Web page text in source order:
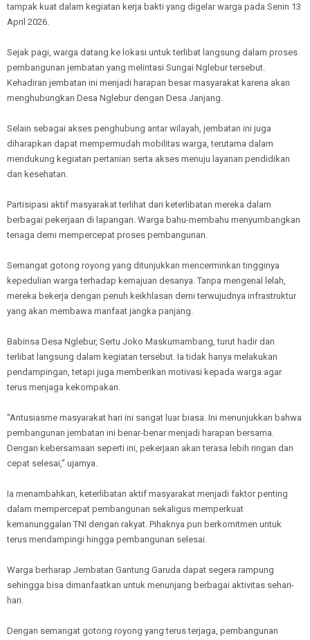
tampak kuat dalam kegiatan kerja bakti yang digelar warga pada Senin 13
April 2026.
Sejak pagi, warga datang ke lokasi untuk terlibat langsung dalam proses
pembangunan jembatan yang melintasi Sungai Nglebur tersebut.
Kehadiran jembatan ini menjadi harapan besar masyarakat karena akan
menghubungkan Desa Nglebur dengan Desa Janjang.
Selain sebagai akses penghubung antar wilayah, jembatan ini juga
diharapkan dapat mempermudah mobilitas warga, terutama dalam
mendukung kegiatan pertanian serta akses menuju layanan pendidikan
dan kesehatan.
Partisipasi aktif masyarakat terlihat dari keterlibatan mereka dalam
berbagai pekerjaan di lapangan. Warga bahu-membahu menyumbangkan
tenaga demi mempercepat proses pembangunan.
Semangat gotong royong yang ditunjukkan mencerminkan tingginya
kepedulian warga terhadap kemajuan desanya. Tanpa mengenal lelah,
mereka bekerja dengan penuh keikhlasan demi terwujudnya infrastruktur
yang akan membawa manfaat jangka panjang.
Babinsa Desa Nglebur, Sertu Joko Maskumambang, turut hadir dan
terlibat langsung dalam kegiatan tersebut. Ia tidak hanya melakukan
pendampingan, tetapi juga memberikan motivasi kepada warga agar
terus menjaga kekompakan.
“Antusiasme masyarakat hari ini sangat luar biasa. Ini menunjukkan bahwa
pembangunan jembatan ini benar-benar menjadi harapan bersama.
Dengan kebersamaan seperti ini, pekerjaan akan terasa lebih ringan dan
cepat selesai,” ujarnya.
Ia menambahkan, keterlibatan aktif masyarakat menjadi faktor penting
dalam mempercepat pembangunan sekaligus memperkuat
kemanunggalan TNI dengan rakyat. Pihaknya pun berkomitmen untuk
terus mendampingi hingga pembangunan selesai.
Warga berharap Jembatan Gantung Garuda dapat segera rampung
sehingga bisa dimanfaatkan untuk menunjang berbagai aktivitas sehari-
hari.
Dengan semangat gotong royong yang terus terjaga, pembangunan